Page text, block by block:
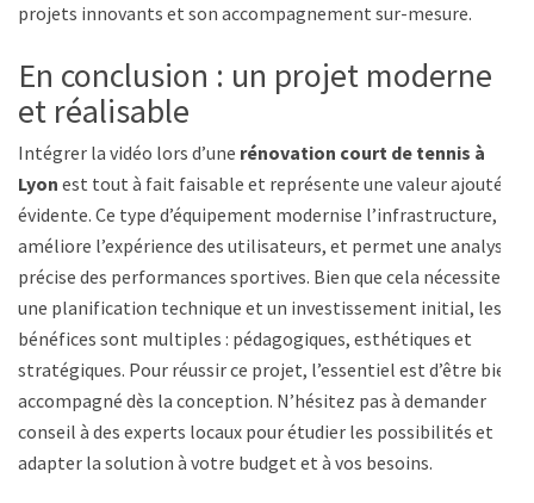
projets innovants et son accompagnement sur-mesure.
En conclusion : un projet moderne
et réalisable
Intégrer la vidéo lors d’une rénovation court de tennis à
Lyon est tout à fait faisable et représente une valeur ajoutée
évidente. Ce type d’équipement modernise l’infrastructure,
améliore l’expérience des utilisateurs, et permet une analyse
précise des performances sportives. Bien que cela nécessite
une planification technique et un investissement initial, les
bénéfices sont multiples : pédagogiques, esthétiques et
stratégiques. Pour réussir ce projet, l’essentiel est d’être bien
accompagné dès la conception. N’hésitez pas à demander
conseil à des experts locaux pour étudier les possibilités et
adapter la solution à votre budget et à vos besoins.